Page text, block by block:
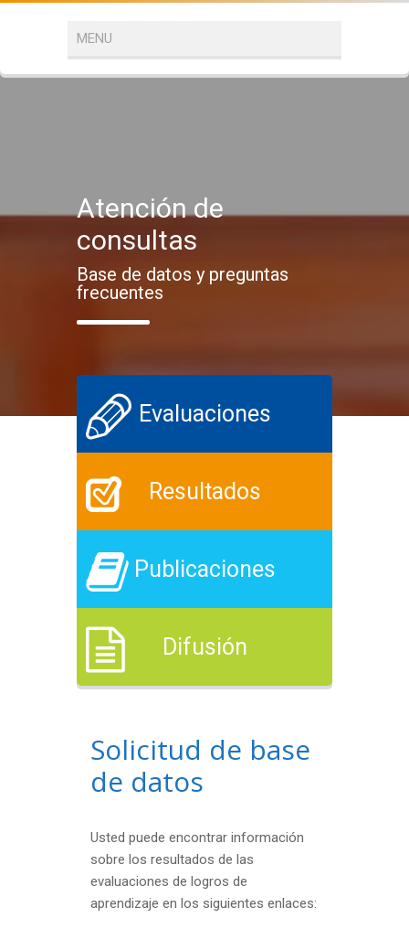
Atención de
consultas
Base de datos y preguntas
frecuentes
Evaluaciones
Resultados
Publicaciones
Difusión
Solicitud de base
de datos
Usted puede encontrar información
sobre los resultados de las
evaluaciones de logros de
aprendizaje en los siguientes enlaces: